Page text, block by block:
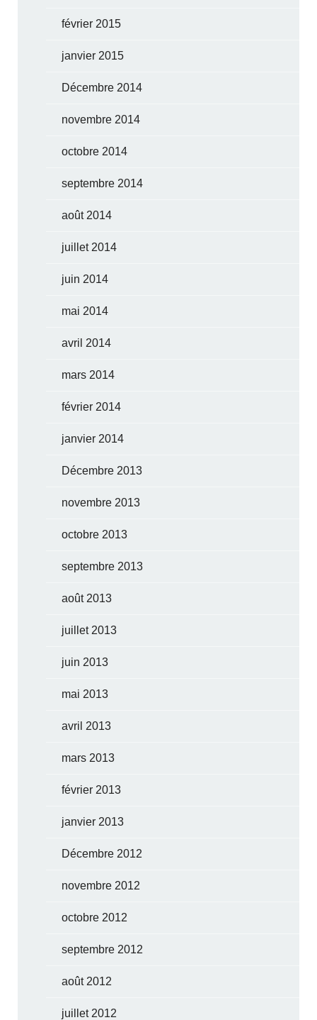
février 2015
janvier 2015
Décembre 2014
novembre 2014
octobre 2014
septembre 2014
août 2014
juillet 2014
juin 2014
mai 2014
avril 2014
mars 2014
février 2014
janvier 2014
Décembre 2013
novembre 2013
octobre 2013
septembre 2013
août 2013
juillet 2013
juin 2013
mai 2013
avril 2013
mars 2013
février 2013
janvier 2013
Décembre 2012
novembre 2012
octobre 2012
septembre 2012
août 2012
juillet 2012